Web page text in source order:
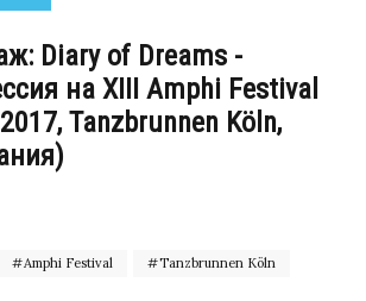
Diary of Dreams -
на XIII Amphi Festival
Tanzbrunnen Köln,
Amphi Festival Tanzbrunnen Köln